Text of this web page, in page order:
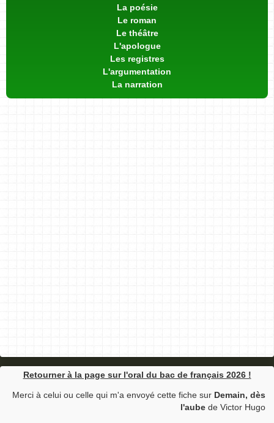
La poésie
Le roman
Le théâtre
L'apologue
Les registres
L'argumentation
La narration
Retourner à la page sur l'oral du bac de français 2026 !
Merci à celui ou celle qui m'a envoyé cette fiche sur Demain, dès
l'aubede Victor Hugo